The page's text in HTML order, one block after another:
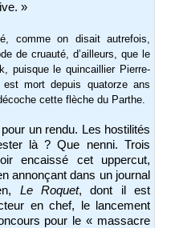
»
comme on disait autrefois,
de cruauté, d’ailleurs, que le
puisque le quincaillier Pierre-
est mort depuis quatorze ans
cette flèche du Parthe.
un rendu. Les hostilités
là ? Que nenni. Trois
encaissé cet uppercut,
annonçant dans un journal
Le Roquet, dont il est
en chef, le lancement
pour le « massacre